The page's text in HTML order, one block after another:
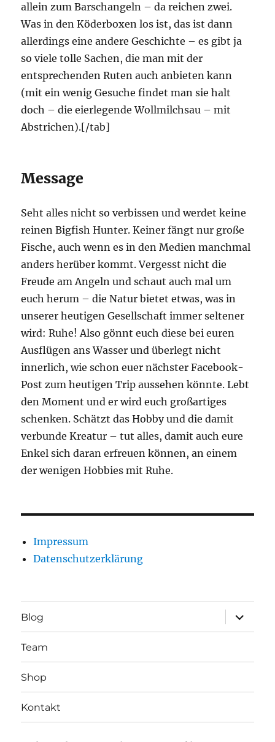
allein zum Barschangeln – da reichen zwei.
Was in den Köderboxen los ist, das ist dann
allerdings eine andere Geschichte – es gibt ja
so viele tolle Sachen, die man mit der
entsprechenden Ruten auch anbieten kann
(mit ein wenig Gesuche findet man sie halt
doch – die eierlegende Wollmilchsau – mit
Abstrichen).[/tab]
Message
Seht alles nicht so verbissen und werdet keine
reinen Bigfish Hunter. Keiner fängt nur große
Fische, auch wenn es in den Medien manchmal
anders herüber kommt. Vergesst nicht die
Freude am Angeln und schaut auch mal um
euch herum – die Natur bietet etwas, was in
unserer heutigen Gesellschaft immer seltener
wird: Ruhe! Also gönnt euch diese bei euren
Ausflügen ans Wasser und überlegt nicht
innerlich, wie schon euer nächster Facebook-
Post zum heutigen Trip aussehen könnte. Lebt
den Moment und er wird euch großartiges
schenken. Schätzt das Hobby und die damit
verbunde Kreatur – tut alles, damit auch eure
Enkel sich daran erfreuen können, an einem
der wenigen Hobbies mit Ruhe.
Impressum
Datenschutzerklärung
Blog
öffnen
Team
Shop
Kontakt